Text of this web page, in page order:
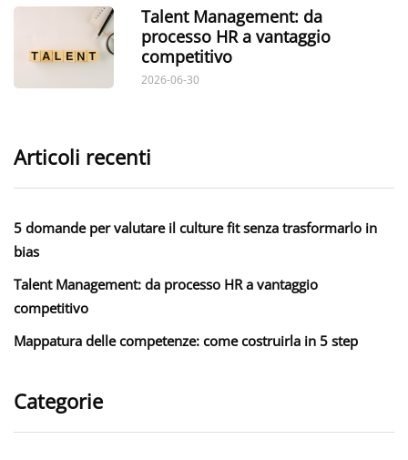
Talent Management: da
processo HR a vantaggio
competitivo
2026-06-30
Articoli recenti
5 domande per valutare il culture fit senza trasformarlo in
bias
Talent Management: da processo HR a vantaggio
competitivo
Mappatura delle competenze: come costruirla in 5 step
Categorie